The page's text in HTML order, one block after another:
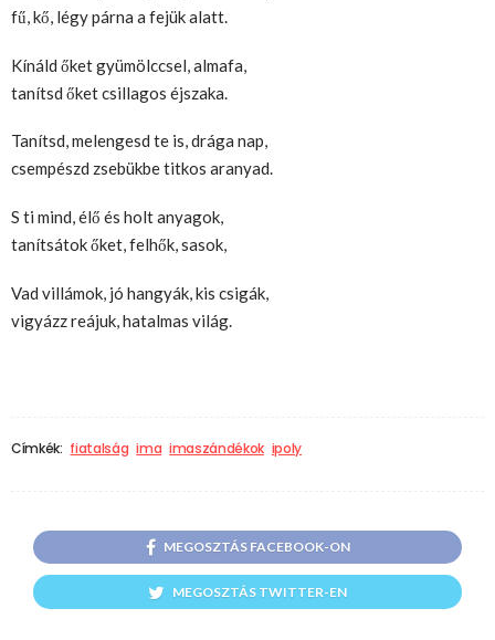
fű, kő, légy párna a fejük alatt.
Kínáld őket gyümölccsel, almafa,
tanítsd őket csillagos éjszaka.
Tanítsd, melengesd te is, drága nap,
csempészd zsebükbe titkos aranyad.
S ti mind, élő és holt anyagok,
tanítsátok őket, felhők, sasok,
Vad villámok, jó hangyák, kis csigák,
vigyázz reájuk, hatalmas világ.
Címkék: fiatalság ima imaszándékok ipoly
MEGOSZTÁS FACEBOOK-ON
MEGOSZTÁS TWITTER-EN